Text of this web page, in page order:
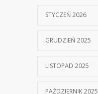
STYCZEŃ 2026
GRUDZIEŃ 2025
LISTOPAD 2025
PAŹDZIERNIK 2025